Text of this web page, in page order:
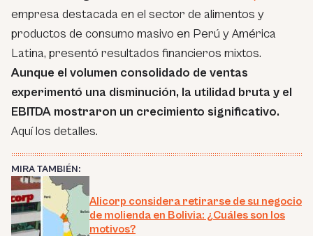
empresa destacada en el sector de alimentos y
productos de consumo masivo en Perú y América
Latina, presentó resultados financieros mixtos.
Aunque el volumen consolidado de ventas
experimentó una disminución, la utilidad bruta y el
EBITDA mostraron un crecimiento significativo.
Aquí los detalles.
MIRA TAMBIÉN:
Alicorp considera retirarse de su negocio
de molienda en Bolivia: ¿Cuáles son los
motivos?